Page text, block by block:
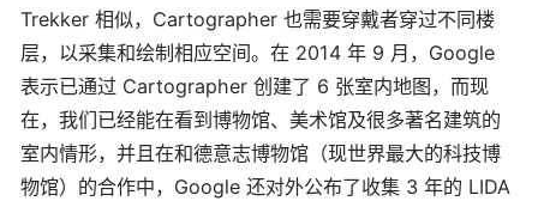
Trekker 相似，Cartographer 也需要穿戴者穿过不同楼
层，以采集和绘制相应空间。在 2014 年 9 月，Google
表示已通过 Cartographer 创建了 6 张室内地图，而现
在，我们已经能在看到博物馆、美术馆及很多著名建筑的
室内情形，并且在和德意志博物馆（现世界最大的科技博
物馆）的合作中，Google 还对外公布了收集 3 年的 LIDA